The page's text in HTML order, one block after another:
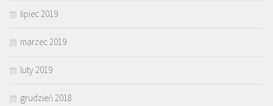
lipiec 2019
marzec 2019
luty 2019
grudzień 2018